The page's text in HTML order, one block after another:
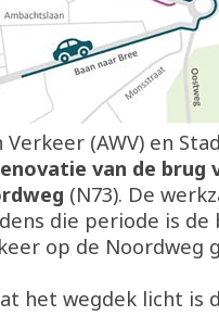
(AWV) en
van de brug
(N73). De
die periode is de
op de Noordweg
het wegdek licht is